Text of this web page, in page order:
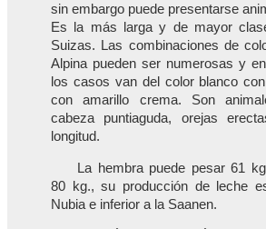
sin embargo puede presentarse
Es la más larga y de mayor
Suizas. Las combinaciones de
Alpina pueden ser numerosas y
los casos van del color blanco
con amarillo crema. Son
cabeza puntiaguda, orejas
longitud.
La hembra puede pesar 61
80 kg., su producción de leche
Nubia e inferior a la Saanen.